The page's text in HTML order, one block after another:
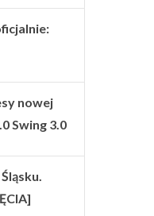
nowej
Swing 3.0